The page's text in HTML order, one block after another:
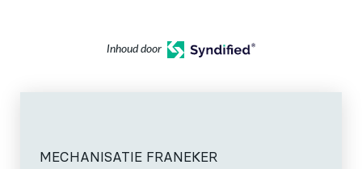
Inhoud door
MECHANISATIE FRANEKER